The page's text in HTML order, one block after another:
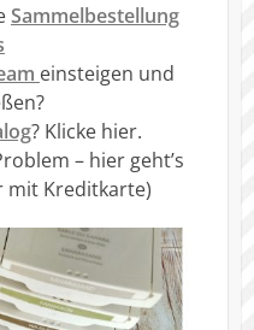
Sammelbestellung
einsteigen und
? Klicke hier.
– hier geht’s
mit Kreditkarte)